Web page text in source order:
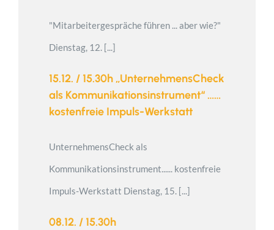
"Mitarbeitergespräche führen ... aber wie?"
Dienstag, 12. [...]
15.12. / 15.30h „UnternehmensCheck
als Kommunikationsinstrument“ ……
kostenfreie Impuls-Werkstatt
UnternehmensCheck als
Kommunikationsinstrument...... kostenfreie
Impuls-Werkstatt Dienstag, 15. [...]
08.12. / 15.30h